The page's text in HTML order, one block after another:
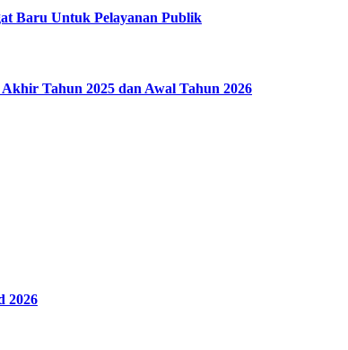
Baru Untuk Pelayanan Publik
Tahun 2025 dan Awal Tahun 2026
2026